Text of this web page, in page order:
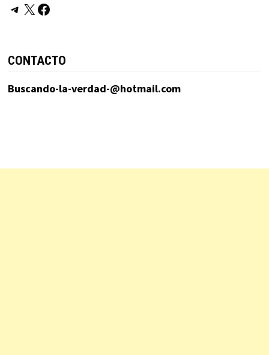
Telegram
X Facebook
CONTACTO
Buscando-la-verdad-@hotmail.com